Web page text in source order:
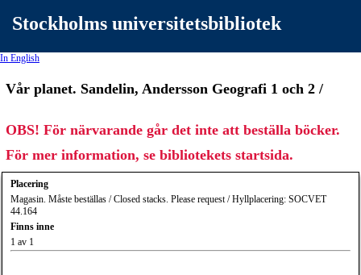
Stockholms universitetsbibliotek
In English
Vår planet. Sandelin, Andersson Geografi 1 och 2 /
OBS! För närvarande går det inte att beställa böcker.
För mer information, se bibliotekets startsida.
Placering
Magasin. Måste beställas / Closed stacks. Please request / Hyllplacering: SOCVET
44.164
Finns inne
1 av 1